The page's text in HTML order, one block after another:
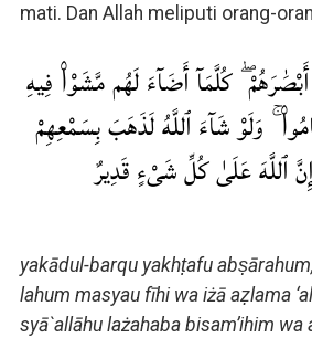
mati. Dan Allah meliputi orang-
كُلَّمَآ أَضَآءَ لَهُم مَّشَوْا۟ فِيهِ
وَلَوْ شَآءَ ٱللَّهُ لَذَهَبَ بِسَمْعِهِمْ
ٱللَّهَ عَلَىٰ كُلِّ شَىْءٍ قَدِيرٌ
yakādul-barqu yakhṭafu
lahum masyau fīhi wa iżā aẓlama
syā`allāhu lażahaba bisam’ihim